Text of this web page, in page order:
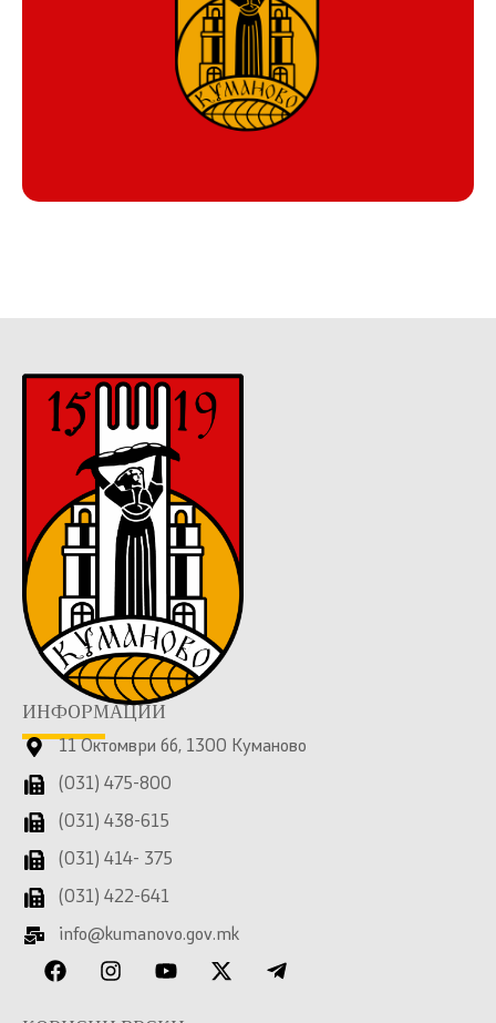
ИНФОРМАЦИИ
11 Октомври бб, 1300 Куманово
(031) 475-800
(031) 438-615
(031) 414- 375
(031) 422-641
info@kumanovo.gov.mk